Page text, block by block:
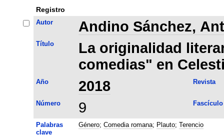
Registro
Autor Andino Sánchez,
Título
La originalidad
comedias" en
Año 2018 Revista
Número 9 Fascículo
Palabras
clave
Género; Comedia romana; Plauto; Terencio